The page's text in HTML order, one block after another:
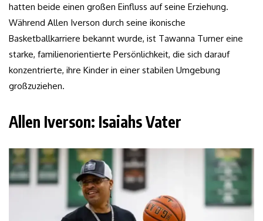
hatten beide einen großen Einfluss auf seine Erziehung.
Während Allen Iverson durch seine ikonische
Basketballkarriere bekannt wurde, ist Tawanna Turner eine
starke, familienorientierte Persönlichkeit, die sich darauf
konzentrierte, ihre Kinder in einer stabilen Umgebung
großzuziehen.
Allen Iverson: Isaiahs Vater